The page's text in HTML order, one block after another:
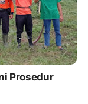
Prosedur